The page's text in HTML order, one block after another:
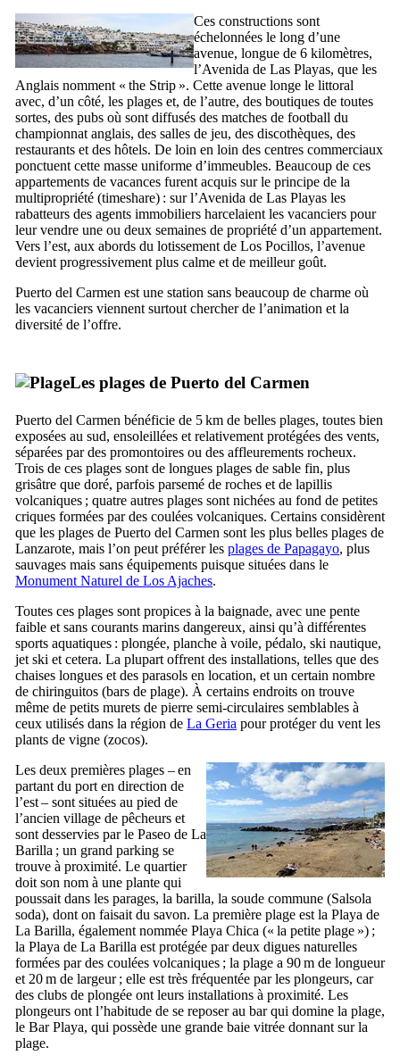
Ces constructions sont
échelonnées le long d’une
avenue, longue de 6 kilomètres,
l’Avenida de Las Playas, que les
Anglais nomment « the Strip ». Cette avenue longe le littoral
avec, d’un côté, les plages et, de l’autre, des boutiques de toutes
sortes, des pubs où sont diffusés des matches de football du
championnat anglais, des salles de jeu, des discothèques, des
restaurants et des hôtels. De loin en loin des centres commerciaux
ponctuent cette masse uniforme d’immeubles. Beaucoup de ces
appartements de vacances furent acquis sur le principe de la
multipropriété (timeshare) : sur l’Avenida de Las Playas les
rabatteurs des agents immobiliers harcelaient les vacanciers pour
leur vendre une ou deux semaines de propriété d’un appartement.
Vers l’est, aux abords du lotissement de Los Pocillos, l’avenue
devient progressivement plus calme et de meilleur goût.
Puerto del Carmen est une station sans beaucoup de charme où
les vacanciers viennent surtout chercher de l’animation et la
diversité de l’offre.
Les plages de Puerto del Carmen
Puerto del Carmen bénéficie de 5 km de belles plages, toutes bien
exposées au sud, ensoleillées et relativement protégées des vents,
séparées par des promontoires ou des affleurements rocheux.
Trois de ces plages sont de longues plages de sable fin, plus
grisâtre que doré, parfois parsemé de roches et de lapillis
volcaniques ; quatre autres plages sont nichées au fond de petites
criques formées par des coulées volcaniques. Certains considèrent
que les plages de Puerto del Carmen sont les plus belles plages de
Lanzarote, mais l’on peut préférer les plages de Papagayo, plus
sauvages mais sans équipements puisque situées dans le
Monument Naturel de Los Ajaches.
Toutes ces plages sont propices à la baignade, avec une pente
faible et sans courants marins dangereux, ainsi qu’à différentes
sports aquatiques : plongée, planche à voile, pédalo, ski nautique,
jet ski et cetera. La plupart offrent des installations, telles que des
chaises longues et des parasols en location, et un certain nombre
de chiringuitos (bars de plage). À certains endroits on trouve
même de petits murets de pierre semi-circulaires semblables à
ceux utilisés dans la région de La Geria pour protéger du vent les
plants de vigne (zocos).
Les deux premières plages – en
partant du port en direction de
l’est – sont situées au pied de
l’ancien village de pêcheurs et
sont desservies par le Paseo de La
Barilla ; un grand parking se
trouve à proximité. Le quartier
doit son nom à une plante qui
poussait dans les parages, la barilla, la soude commune (Salsola
soda), dont on faisait du savon. La première plage est la Playa de
La Barilla, également nommée Playa Chica (« la petite plage ») ;
la Playa de La Barilla est protégée par deux digues naturelles
formées par des coulées volcaniques ; la plage a 90 m de longueur
et 20 m de largeur ; elle est très fréquentée par les plongeurs, car
des clubs de plongée ont leurs installations à proximité. Les
plongeurs ont l’habitude de se reposer au bar qui domine la plage,
le Bar Playa, qui possède une grande baie vitrée donnant sur la
plage.